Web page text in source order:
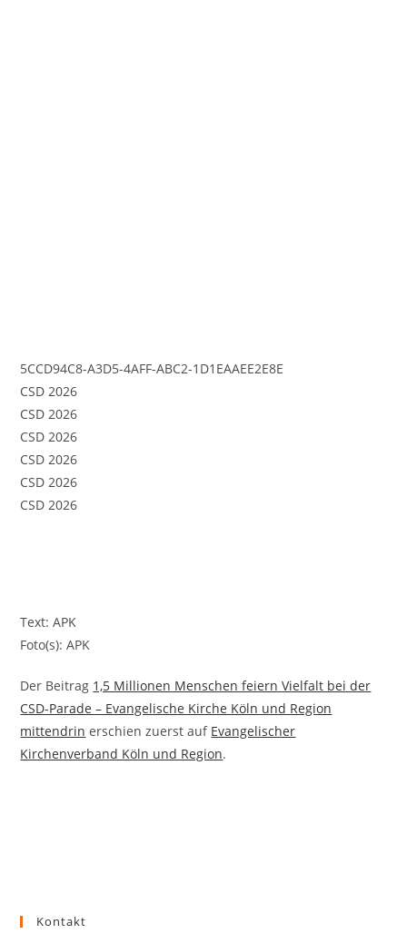
5CCD94C8-A3D5-4AFF-ABC2-1D1EAAEE2E8E
CSD 2026
CSD 2026
CSD 2026
CSD 2026
CSD 2026
CSD 2026
Text: APK
Foto(s): APK
Der Beitrag 1,5 Millionen Menschen feiern Vielfalt bei der
CSD-Parade – Evangelische Kirche Köln und Region
mittendrin erschien zuerst auf Evangelischer
Kirchenverband Köln und Region.
Kontakt